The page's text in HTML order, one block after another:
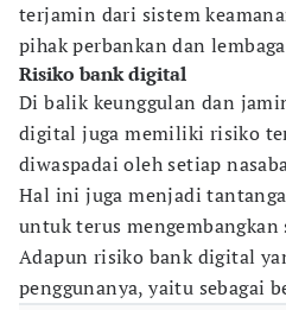
terjamin dari sistem
pihak perbankan dan
Risiko bank digital
Di balik keunggulan dan
digital juga memiliki risiko
diwaspadai oleh setiap
Hal ini juga menjadi
untuk terus mengembangkan
Adapun risiko bank digital
penggunanya, yaitu sebagai